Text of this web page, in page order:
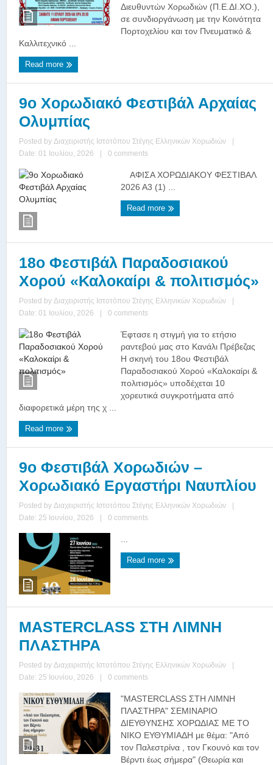
Διευθυντών Χορωδιών (Π.Ε.ΔΙ.ΧΟ.),
σε συνδιοργάνωση με την Κοινότητα
Πορτοχελίου και τον Πνευματικό &
Καλλιτεχνικό ...
Read more
9ο Χορωδιακό Φεστιβάλ Αρχαίας
Ολυμπίας
Posted by Διαχειριστής Ιστοτόπου Στέγης Ελληνικών Χορωδιών
|
Date: 01 Ιουλίου, 2026
| 0 comments
ΑΦΙΣΑ ΧΟΡΩΔΙΑΚΟΥ ΦΕΣΤΙΒΑΛ
2026 Α3 (1) ...
Read more
18ο Φεστιβάλ Παραδοσιακού
Χορού «Καλοκαίρι & πολιτισμός»
Posted by Διαχειριστής Ιστοτόπου Στέγης Ελληνικών Χορωδιών
|
Date: 01 Ιουλίου, 2026
| 0 comments
Έφτασε η στιγμή για το ετήσιο
ραντεβού μας στο Κανάλι Πρέβεζας
Η σκηνή του 18ου Φεστιβάλ
Παραδοσιακού Χορού «Καλοκαίρι &
πολιτισμός» υποδέχεται 10
χορευτικά συγκροτήματα από
διαφορετικά μέρη της χ ...
Read more
9ο Φεστιβάλ Χορωδιών –
Χορωδιακό Εργαστήρι Ναυπλίου
Posted by Διαχειριστής Ιστοτόπου Στέγης Ελληνικών Χορωδιών
|
Date: 25 Ιουνίου, 2026
| 0 comments
Read more
ΜASTERCLASS ΣΤΗ ΛΙΜΝΗ
ΠΛΑΣΤΗΡΑ
Posted by Διαχειριστής Ιστοτόπου Στέγης Ελληνικών Χορωδιών
|
Date: 25 Ιουνίου, 2026
| 0 comments
ʺΜASTERCLASS ΣΤΗ ΛΙΜΝΗ
ΠΛΑΣΤΗΡΑʺ ΣΕΜΙΝΑΡΙΟ
ΔΙΕΥΘΥΝΣΗΣ ΧΟΡΩΔΙΑΣ ΜΕ ΤΟ
ΝΙΚΟ ΕΥΘΥΜΙΑΔΗ με θέμα: ʺΑπό
τον Παλεστρίνα , τον Γκουνό και τον
Βέρντι έως σήμεραʺ (Θεωρία και